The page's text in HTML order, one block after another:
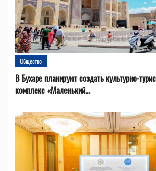
Общество
В Бухаре планируют создать культурно-
комплекс «Маленький...